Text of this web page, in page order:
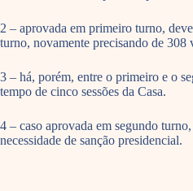
2 – aprovada em primeiro turno,
turno, novamente precisando de 308
3 – há, porém, entre o primeiro e o
tempo de cinco sessões da Casa.
4 – caso aprovada em segundo
necessidade de sanção presidencial.